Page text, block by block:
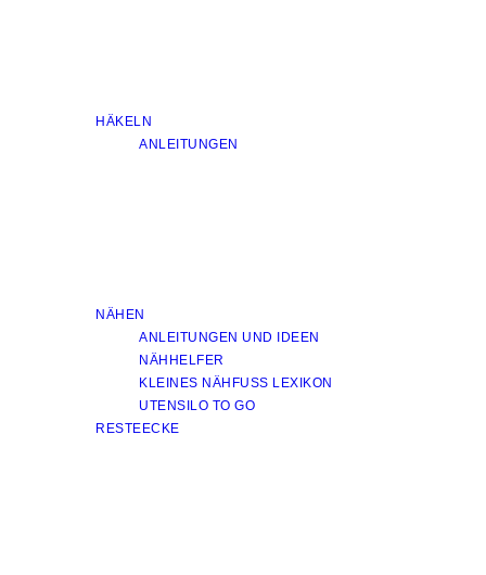
HÄKELN
ANLEITUNGEN
NÄHEN
ANLEITUNGEN UND IDEEN
NÄHHELFER
KLEINES NÄHFUSS LEXIKON
UTENSILO TO GO
RESTEECKE